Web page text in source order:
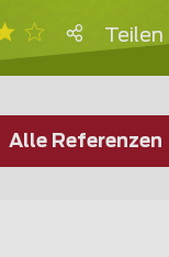
Teilen
Alle Referenzen